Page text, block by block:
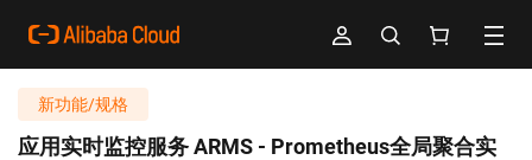
新功能/规格
应用实时监控服务 ARMS - Prometheus全局聚合实